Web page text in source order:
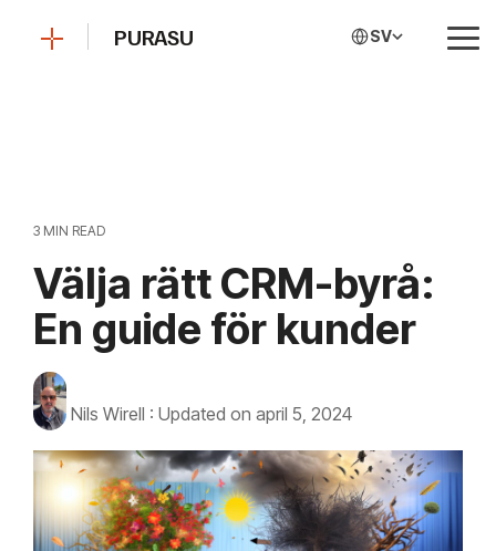
PURASU SV
3 MIN READ
Välja rätt CRM-byrå:
En guide för kunder
Nils Wirell : Updated on april 5, 2024